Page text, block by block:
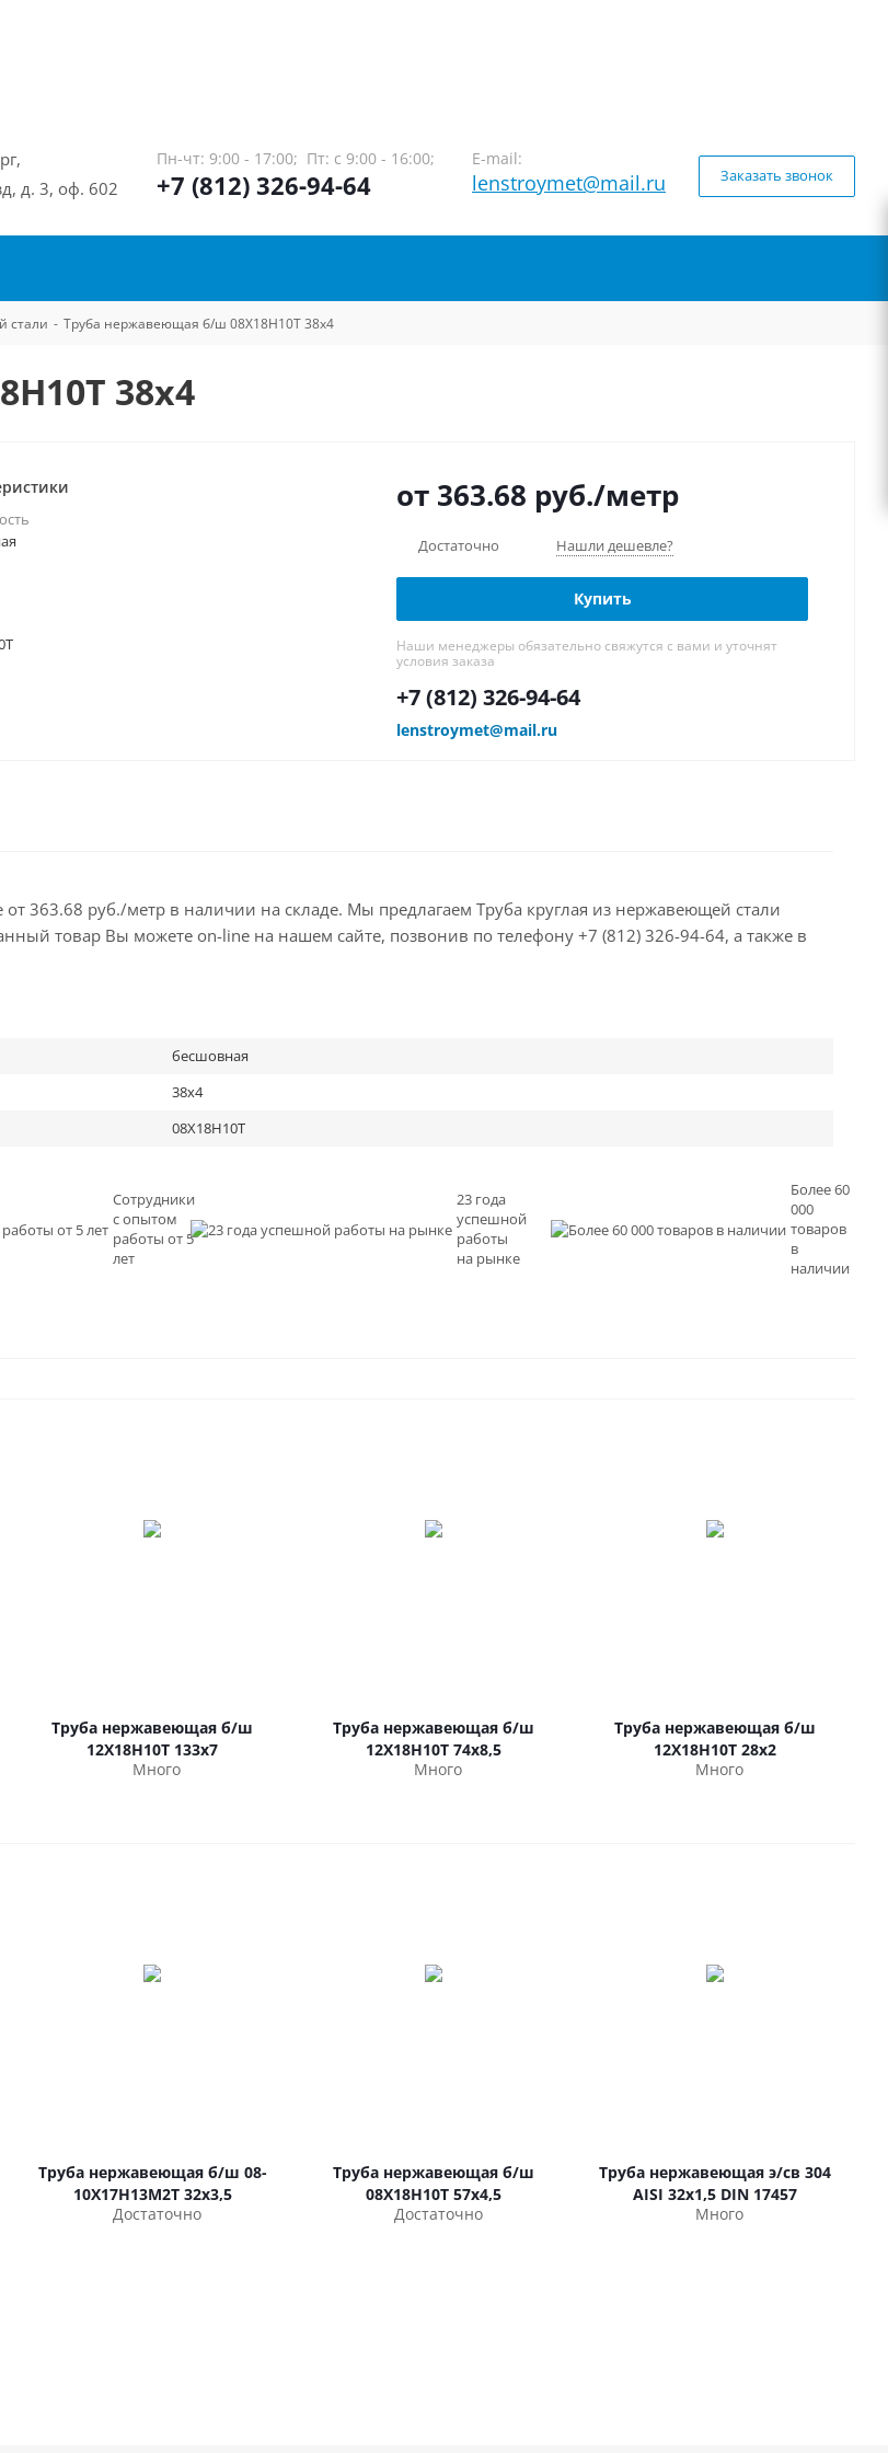
д. 3, оф. 602
Пн-чт: 9:00 - 17:00; Пт: с 9:00 - 16:00;
+7 (812) 326-94-64
E-mail:
lenstroymet@mail.ru Заказать звонок
стали - Труба нержавеющая б/ш 08Х18Н10Т 38х4
38х4
от 363.68 руб./метр
Достаточно Нашли дешевле?
Купить
Наши менеджеры обязательно свяжутся с вами и уточнят
условия заказа
+7 (812) 326-94-64
lenstroymet@mail.ru
363.68 руб./метр в наличии на складе. Мы предлагаем Труба круглая из нержавеющей стали
товар Вы можете on-line на нашем сайте, позвонив по телефону +7 (812) 326-94-64, а также в
бесшовная
38х4
08Х18Н10Т
Сотрудники
с опытом
работы от 5
лет
23 года
успешной
работы
на рынке
Более 60
000
товаров
в
наличии
Труба нержавеющая б/ш
12Х18Н10Т 133х7
Много
Труба нержавеющая б/ш
12Х18Н10Т 74х8,5
Много
Труба нержавеющая б/ш
12Х18Н10Т 28х2
Много
Труба нержавеющая б/ш 08-
10Х17Н13М2Т 32х3,5
Достаточно
Труба нержавеющая б/ш
08Х18Н10Т 57х4,5
Достаточно
Труба нержавеющая э/св 304
AISI 32х1,5 DIN 17457
Много